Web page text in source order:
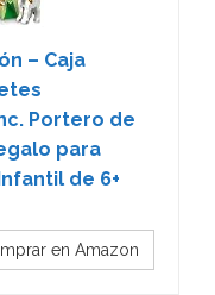
– Caja
Portero de
para
de 6+
en Amazon